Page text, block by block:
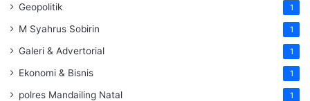
Geopolitik 1
M Syahrus Sobirin 1
Galeri & Advertorial 1
Ekonomi & Bisnis 1
polres Mandailing Natal 1